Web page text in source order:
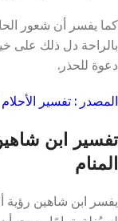
كما يفسر أن شعور
بالراحة دل ذلك على
دعوة للحذر.
المصدر : تفسير
تفسير ابن
المنام
يفسر ابن شاهين رؤية